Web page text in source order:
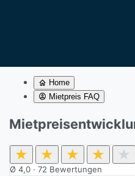
Home
Mietpreis FAQ
★ ★ ★ ★ ★
Ø 4,0 · 72 Bewertungen